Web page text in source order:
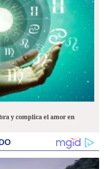
y complica el amor en